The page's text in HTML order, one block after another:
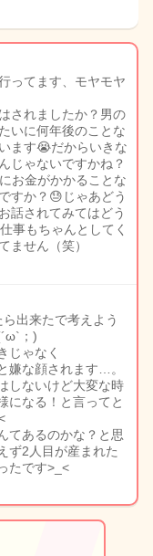
ってます、モヤモヤ
されましたか？男の
いに何年後のことな
ます😭だからいきな
じゃないですかね？
お金がかかることな
すか？😓じゃあどう
話されてみてはどう
事もちゃんとしてく
ません（笑）
出来たで考えよう
；)
じゃなく
嫌な顔されます…。
しないけど大変な時
になる！と言ってと
てあるのかな？と思
ず2人目が産まれた
たです>_<